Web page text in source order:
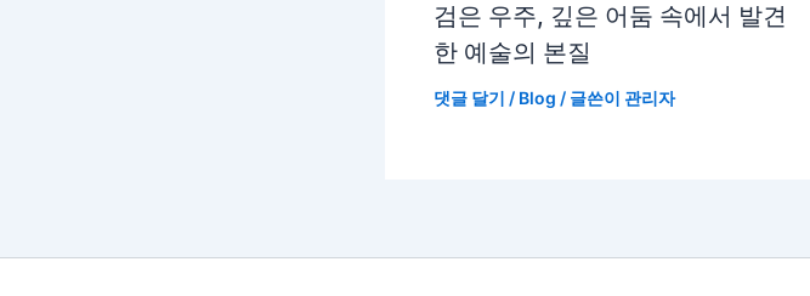
검은 우주, 깊은 어둠 속에서 발견
한 예술의 본질
댓글 달기 / Blog / 글쓴이 관리자